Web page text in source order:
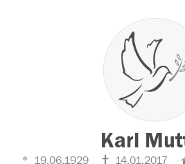
Karl
19.06.1929 14.01.2017